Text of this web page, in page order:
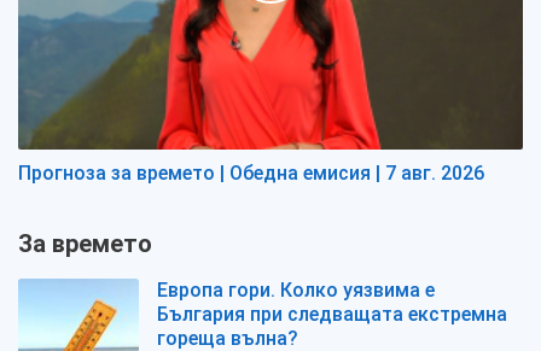
Прогноза за времето | Обедна емисия | 7 авг. 2026
За времето
Европа гори. Колко уязвима е
България при следващата екстремна
гореща вълна?